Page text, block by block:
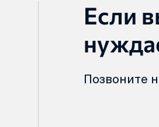
Если
Позвоните